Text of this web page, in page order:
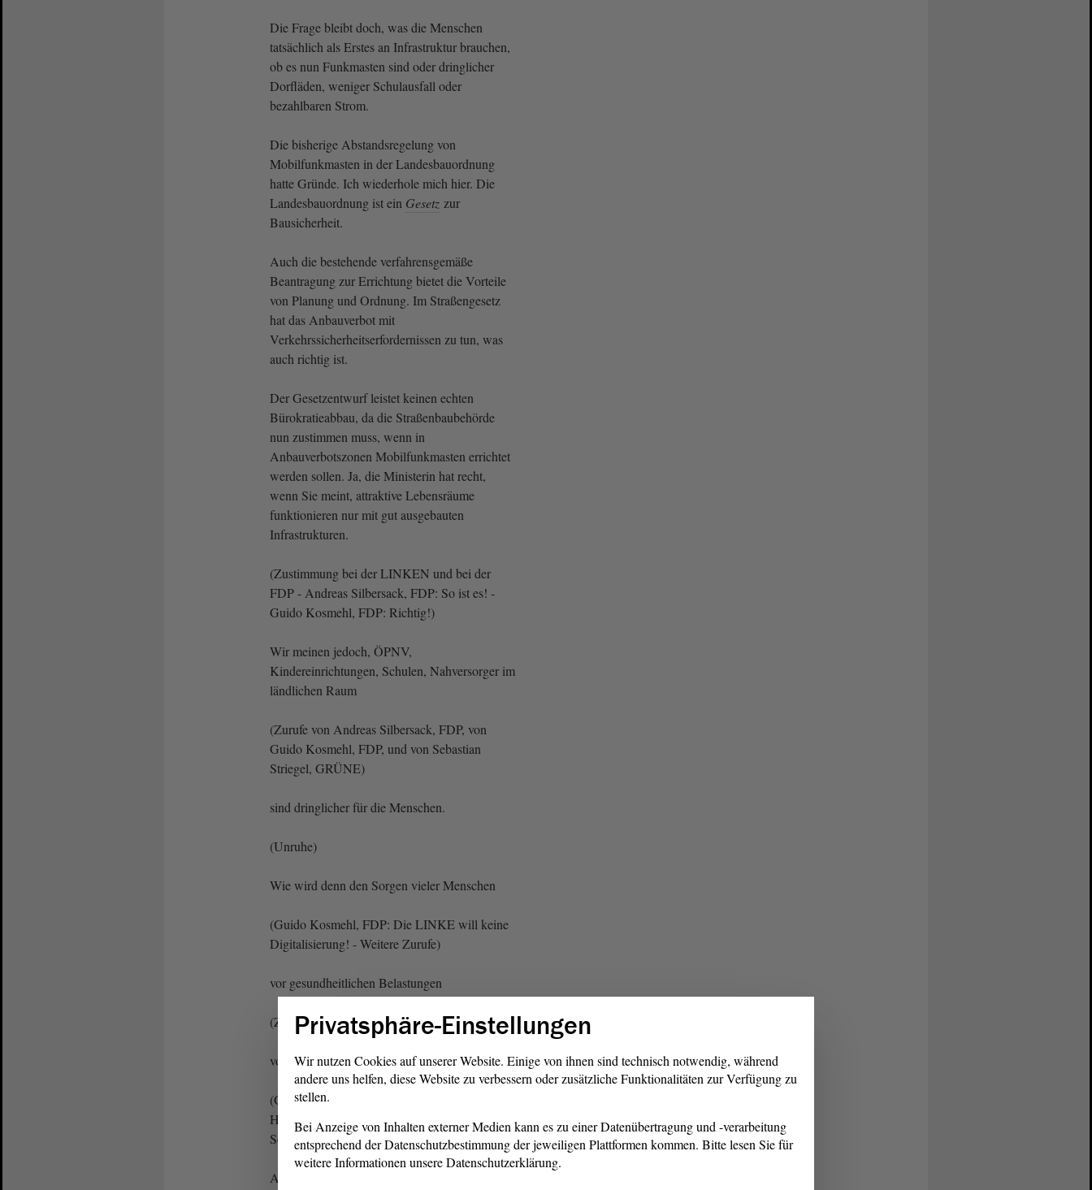
Die Frage bleibt doch, was die Menschen
tatsächlich als Erstes an Infrastruktur brauchen,
ob es nun Funkmasten sind oder dringlicher
Dorfläden, weniger Schulausfall oder
bezahlbaren Strom.
Die bisherige Abstandsregelung von
Mobilfunkmasten in der Landesbauordnung
hatte Gründe. Ich wiederhole mich hier. Die
Landesbauordnung ist ein Gesetz zur
Bausicherheit.
Auch die bestehende verfahrensgemäße
Beantragung zur Errichtung bietet die Vorteile
von Planung und Ordnung. Im Straßengesetz
hat das Anbauverbot mit
Verkehrssicherheitserfordernissen zu tun, was
auch richtig ist.
Der Gesetzentwurf leistet keinen echten
Bürokratieabbau, da die Straßenbaubehörde
nun zustimmen muss, wenn in
Anbauverbotszonen Mobilfunkmasten errichtet
werden sollen. Ja, die Ministerin hat recht,
wenn Sie meint, attraktive Lebensräume
funktionieren nur mit gut ausgebauten
Infrastrukturen.
(Zustimmung bei der LINKEN und bei der
FDP - Andreas Silbersack, FDP: So ist es! -
Guido Kosmehl, FDP: Richtig!)
Wir meinen jedoch, ÖPNV,
Kindereinrichtungen, Schulen, Nahversorger im
ländlichen Raum
(Zurufe von Andreas Silbersack, FDP, von
Guido Kosmehl, FDP, und von Sebastian
Striegel, GRÜNE)
sind dringlicher für die Menschen.
(Unruhe)
Wie wird denn den Sorgen vieler Menschen
(Guido Kosmehl, FDP: Die LINKE will keine
Digitalisierung! - Weitere Zurufe)
vor gesundheitlichen Belastungen
(Zurufe)
von Mobilfunk und 5 G entsprochen?
(Guido Kosmehl, FDP: Sagen Sie es lauter,
Herr Henke! Sagen Sie es lauter! - Zuruf von
Sebastian Striegel, GRÜNE)
Aus Steuergeldern sollen jetzt Funkmasten in
Privatsphäre-Einstellungen
Wir nutzen Cookies auf unserer Website. Einige von ihnen sind technisch notwendig, während
andere uns helfen, diese Website zu verbessern oder zusätzliche Funktionalitäten zur Verfügung zu
stellen.
Bei Anzeige von Inhalten externer Medien kann es zu einer Datenübertragung und -verarbeitung
entsprechend der Datenschutzbestimmung der jeweiligen Plattformen kommen. Bitte lesen Sie für
weitere Informationen unsere Datenschutzerklärung.